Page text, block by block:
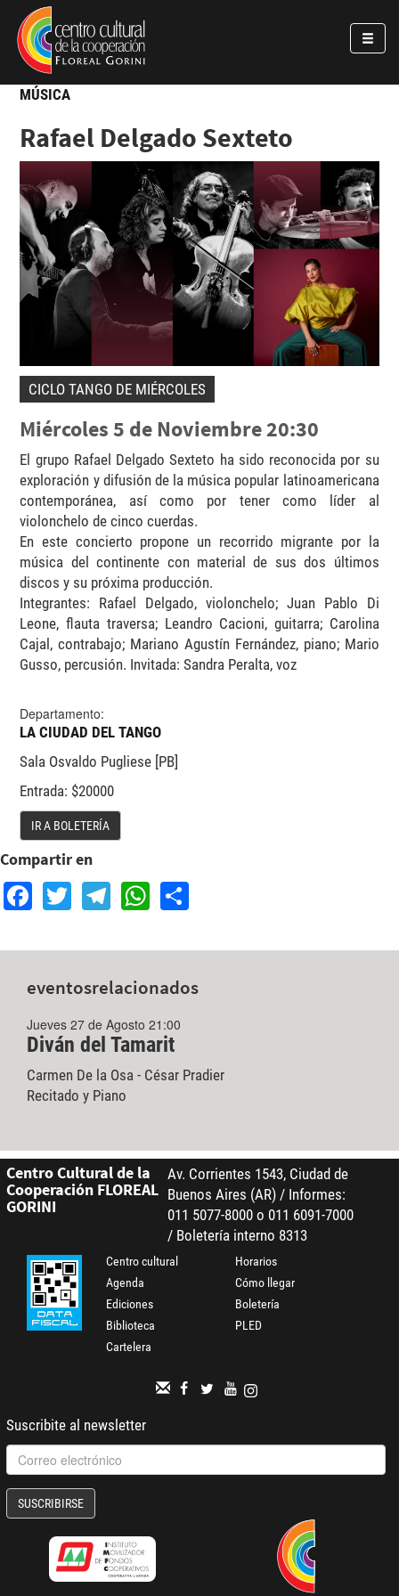
Pasar al contenido principal
Jump to main content
MÚSICA
Rafael Delgado Sexteto
CICLO TANGO DE MIÉRCOLES
Miércoles 5 de Noviembre 20:30
El grupo Rafael Delgado Sexteto ha sido reconocida por su
exploración y difusión de la música popular latinoamericana
contemporánea, así como por tener como líder al
violonchelo de cinco cuerdas.
En este concierto propone un recorrido migrante por la
música del continente con material de sus dos últimos
discos y su próxima producción.
Integrantes: Rafael Delgado, violonchelo; Juan Pablo Di
Leone, flauta traversa; Leandro Cacioni, guitarra; Carolina
Cajal, contrabajo; Mariano Agustín Fernández, piano; Mario
Gusso, percusión. Invitada: Sandra Peralta, voz
Departamento:
LA CIUDAD DEL TANGO
Sala Osvaldo Pugliese [PB]
Entrada: $20000
IR A BOLETERÍA
Compartir en
Facebook
TwitterTelegram
WhatsApp
eventosrelacionados
Jueves 27 de Agosto 21:00
Diván del Tamarit
Carmen De la Osa - César Pradier
Recitado y Piano
Centro Cultural de la
Cooperación FLOREAL
GORINI
Av. Corrientes 1543, Ciudad de
Buenos Aires (AR) / Informes:
011 5077-8000 o 011 6091-7000
/ Boletería interno 8313
Centro cultural
Agenda
Ediciones
Biblioteca
Cartelera
Horarios
Cómo llegar
Boletería
PLED
Suscribite al newsletter
SUSCRIBIRSE